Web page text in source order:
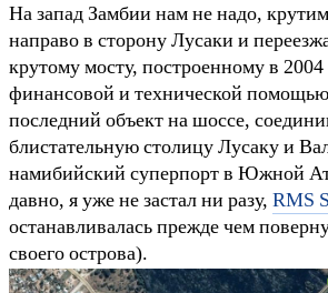
На запад Замбии нам не надо,
направо в сторону Лусаки и
крутому мосту, построенному в
финансовой и технической
последний объект на шоссе,
блистательную столицу Лусаку и
намибийский суперпорт в Южной
давно, я уже не застал ни разу, RMS
останавливалась прежде чем
своего острова).